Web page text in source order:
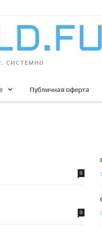
СИСТЕМНО
Публичная оферта
0
0